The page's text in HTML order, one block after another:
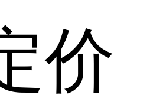
价